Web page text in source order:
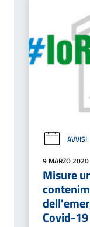
AVVISI
9 MARZO 2020
Misure
Covid-19